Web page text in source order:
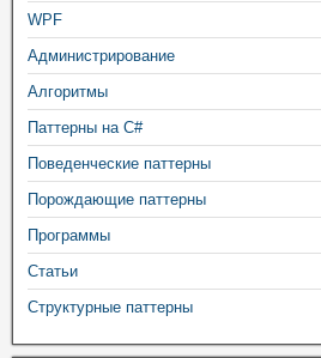
WPF
Администрирование
Алгоритмы
Паттерны на C#
Поведенческие паттерны
Порождающие паттерны
Программы
Статьи
Структурные паттерны